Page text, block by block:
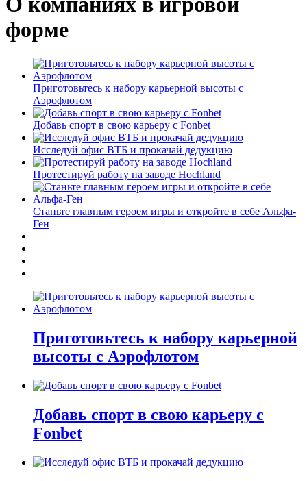
форме
Приготовьтесь к набору карьерной высоты с
Аэрофлотом
Добавь спорт в свою карьеру с Fonbet
Исследуй офис ВТБ и прокачай дедукцию
Протестируй работу на заводе Hochland
Станьте главным героем игры и откройте в себе Альфа-
Ген
Приготовьтесь к набору карьерной
высоты с Аэрофлотом
Добавь спорт в свою карьеру с
Fonbet